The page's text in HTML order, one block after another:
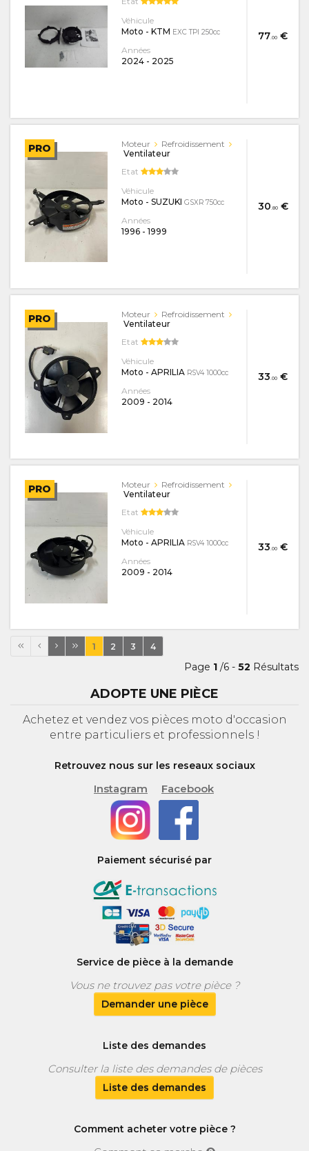
77.00 €
Véhicule
Moto - KTM EXC TPI 250cc
Années
2024 - 2025
PRO
30.80€
Moteur
Refroidissement
Ventilateur
Etat
Véhicule
Moto - SUZUKI GSXR 750cc
Années
1996 - 1999
PRO
33.00 €
Moteur
Refroidissement
Ventilateur
Etat
Véhicule
Moto - APRILIA RSV4 1000cc
Années
2009 - 2014
PRO
33.00 €
Moteur
Refroidissement
Ventilateur
Etat
Véhicule
Moto - APRILIA RSV4 1000cc
Années
2009 - 2014
1 2 3 4
Page 1 /6 - 52 Résultats
ADOPTE UNE PIÈCE
Achetez et vendez vos pièces moto d'occasion
entre particuliers et professionnels !
Retrouvez nous sur les reseaux sociaux
Instagram Facebook
Paiement sécurisé par
Service de pièce à la demande
Vous ne trouvez pas votre pièce ?
Demander une pièce
Liste des demandes
Consulter la liste des demandes de pièces
Liste des demandes
Comment acheter votre pièce ?